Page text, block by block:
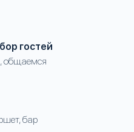
гостей
общаемся
бар